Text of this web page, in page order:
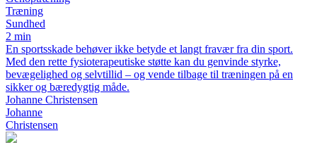
Træning
Sundhed
2 min
En sportsskade behøver ikke betyde et langt fravær fra din sport.
Med den rette fysioterapeutiske støtte kan du genvinde styrke,
bevægelighed og selvtillid – og vende tilbage til træningen på en
sikker og bæredygtig måde.
Johanne Christensen
Johanne
Christensen